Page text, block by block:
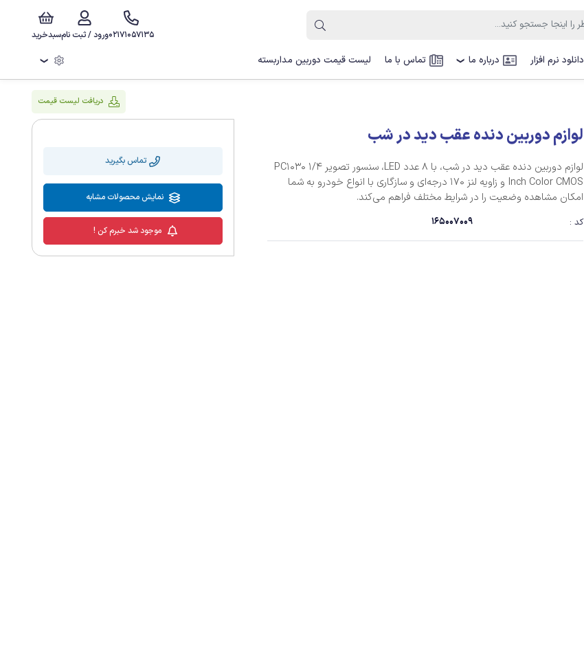
سبدخریدورود / ثبت نام02171057135
دانلود نرم افزار درباره ما ❯ تماس با ما لیست قیمت دوربین مداربسته ❯
دریافت لیست قیمت
لوازم دوربین دنده عقب دید در شب
لوازم دوربین دنده عقب دید در شب، با 8 عدد ‏LED، سنسور تصویر ‏PC1030 1/4
Inch Color CMOS‏ و زاویه لنز ‏‏170 درجه‌ای و سازگاری با انواع خودرو به شما
امکان مشاهده وضعیت را در شرایط مختلف فراهم می‌کند. ‏
کد : 165007009
تماس بگیرید
نمایش محصولات مشابه
موجود شد خبرم کن !